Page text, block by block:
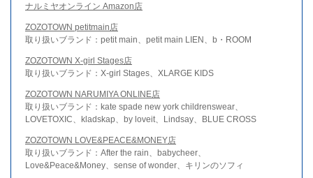
ナルミヤオンライン Amazon店
ZOZOTOWN petitmain店
取り扱いブランド：petit main、petit main LIEN、b・ROOM
ZOZOTOWN X-girl Stages店
取り扱いブランド：X-girl Stages、XLARGE KIDS
ZOZOTOWN NARUMIYA ONLINE店
取り扱いブランド：kate spade new york childrenswear、
LOVETOXIC、kladskap、by loveit、Lindsay、BLUE CROSS
ZOZOTOWN LOVE&PEACE&MONEY店
取り扱いブランド：After the rain、babycheer、
Love&Peace&Money、sense of wonder、キリンのソフィ